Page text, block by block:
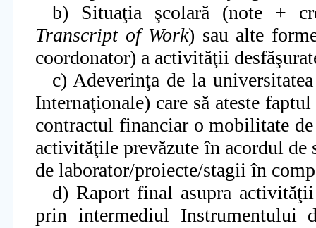
b) Situaţia şcolară (note +
Transcript of Work) sau alte
coordonator) a activităţii desfăş
c) Adeverinţa de la
Internaţionale) care să ateste
contractul financiar o mobilitate
activităţile prevăzute în acordul
de laborator/proiecte/stagii în
d) Raport final asupra activităţii
prin intermediul Instrumentului